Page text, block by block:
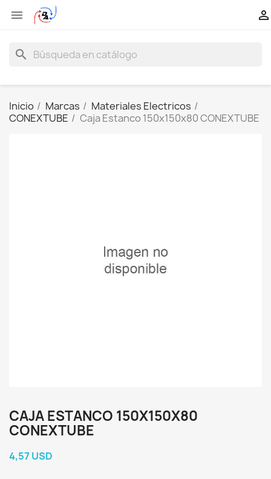
 
search
Inicio Marcas
Materiales Electricos
CONEXTUBE
Caja Estanco 150x150x80 CONEXTUBE
CAJA ESTANCO 150X150X80
CONEXTUBE
4,57 USD